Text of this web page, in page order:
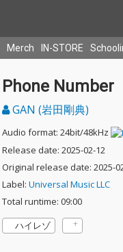
Merch IN-STORE
Phone Number
GAN (岩田剛典)
Audio format: 24bit/48kHz
Release date: 2025-02-12
Original release date: 2025-
Label: Universal Music LLC
Total runtime: 09:00
ハイレゾ